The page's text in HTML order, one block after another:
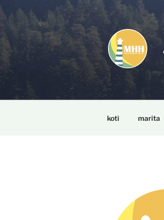
Siirry
sisältöön
koti marita